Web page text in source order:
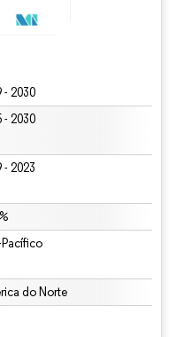
- 2030
- 2030
- 2023
do Norte